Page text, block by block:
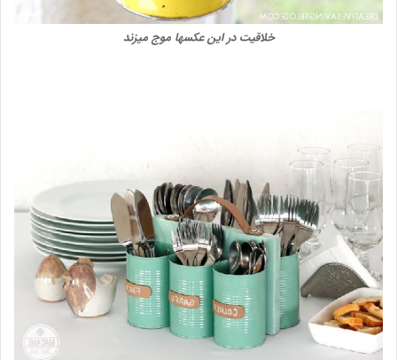
خلاقیت در این عکسها موج میزند